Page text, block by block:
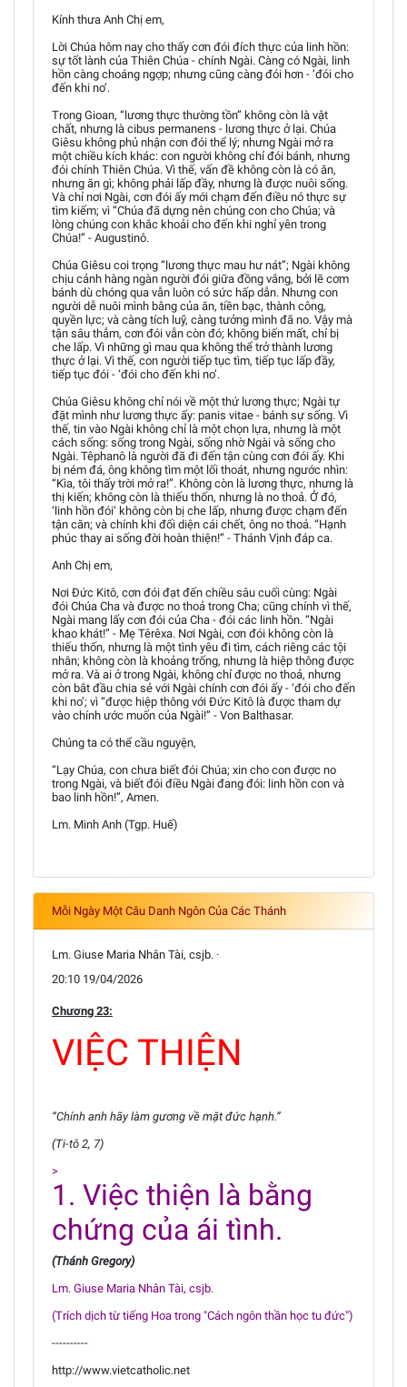
Kính thưa Anh Chị em,
Lời Chúa hôm nay cho thấy cơn đói đích thực của linh hồn:
sự tốt lành của Thiên Chúa - chính Ngài. Càng có Ngài, linh
hồn càng choáng ngợp; nhưng cũng càng đói hơn - ‘đói cho
đến khi no’.
Trong Gioan, “lương thực thường tồn” không còn là vật
chất, nhưng là cibus permanens - lương thực ở lại. Chúa
Giêsu không phủ nhận cơn đói thể lý; nhưng Ngài mở ra
một chiều kích khác: con người không chỉ đói bánh, nhưng
đói chính Thiên Chúa. Vì thế, vấn đề không còn là có ăn,
nhưng ăn gì; không phải lấp đầy, nhưng là được nuôi sống.
Và chỉ nơi Ngài, cơn đói ấy mới chạm đến điều nó thực sự
tìm kiếm; vì “Chúa đã dựng nên chúng con cho Chúa; và
lòng chúng con khắc khoải cho đến khi nghỉ yên trong
Chúa!” - Augustinô.
Chúa Giêsu coi trọng “lương thực mau hư nát”; Ngài không
chịu cảnh hàng ngàn người đói giữa đồng vắng, bởi lẽ cơm
bánh dù chóng qua vẫn luôn có sức hấp dẫn. Nhưng con
người dễ nuôi mình bằng của ăn, tiền bạc, thành công,
quyền lực; và càng tích luỹ, càng tưởng mình đã no. Vậy mà
tận sâu thẳm, cơn đói vẫn còn đó; không biến mất, chỉ bị
che lấp. Vì những gì mau qua không thể trở thành lương
thực ở lại. Vì thế, con người tiếp tục tìm, tiếp tục lấp đầy,
tiếp tục đói - ‘đói cho đến khi no’.
Chúa Giêsu không chỉ nói về một thứ lương thực; Ngài tự
đặt mình như lương thực ấy: panis vitae - bánh sự sống. Vì
thế, tin vào Ngài không chỉ là một chọn lựa, nhưng là một
cách sống: sống trong Ngài, sống nhờ Ngài và sống cho
Ngài. Têphanô là người đã đi đến tận cùng cơn đói ấy. Khi
bị ném đá, ông không tìm một lối thoát, nhưng ngước nhìn:
“Kìa, tôi thấy trời mở ra!”. Không còn là lương thực, nhưng là
thị kiến; không còn là thiếu thốn, nhưng là no thoả. Ở đó,
‘linh hồn đói’ không còn bị che lấp, nhưng được chạm đến
tận căn; và chính khi đối diện cái chết, ông no thoả. “Hạnh
phúc thay ai sống đời hoàn thiện!” - Thánh Vịnh đáp ca.
Anh Chị em,
Nơi Đức Kitô, cơn đói đạt đến chiều sâu cuối cùng: Ngài
đói Chúa Cha và được no thoả trong Cha; cũng chính vì thế,
Ngài mang lấy cơn đói của Cha - đói các linh hồn. “Ngài
khao khát!” - Mẹ Têrêxa. Nơi Ngài, cơn đói không còn là
thiếu thốn, nhưng là một tình yêu đi tìm, cách riêng các tội
nhân; không còn là khoảng trống, nhưng là hiệp thông được
mở ra. Và ai ở trong Ngài, không chỉ được no thoả, nhưng
còn bắt đầu chia sẻ với Ngài chính cơn đói ấy - ‘đói cho đến
khi no’; vì “được hiệp thông với Đức Kitô là được tham dự
vào chính ước muốn của Ngài!” - Von Balthasar.
Chúng ta có thể cầu nguyện,
“Lạy Chúa, con chưa biết đói Chúa; xin cho con được no
trong Ngài, và biết đói điều Ngài đang đói: linh hồn con và
bao linh hồn!”, Amen.
Lm. Minh Anh (Tgp. Huế)
Mỗi Ngày Một Câu Danh Ngôn Của Các Thánh
Lm. Giuse Maria Nhân Tài, csjb. ·
20:10 19/04/2026
Chương 23:
VIỆC THIỆN
“Chính anh hãy làm gương về mặt đức hạnh.”
(Ti-tô 2, 7)
>
1. Việc thiện là bằng
chứng của ái tình.
(Thánh Gregory)
Lm. Giuse Maria Nhân Tài, csjb.
(Trích dịch từ tiếng Hoa trong "Cách ngôn thần học tu đức")
----------
http://www.vietcatholic.net